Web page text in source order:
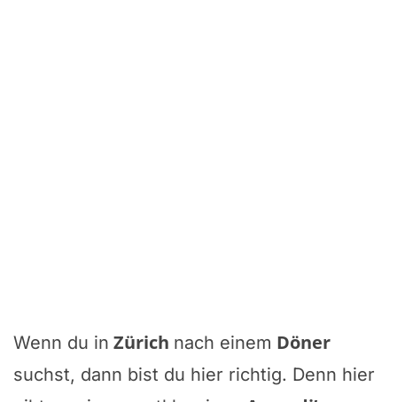
Wenn du in Zürich nach einem Döner
suchst, dann bist du hier richtig. Denn hier